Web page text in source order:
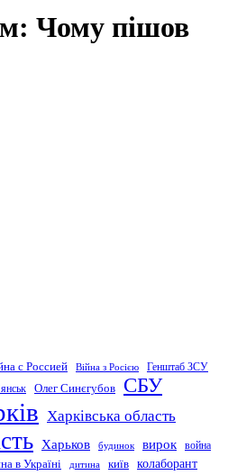
Чому пішов
с Россией Війна з Росією Генштаб ЗСУ
Олег Синєгубов СБУ
Харківська область
Харьков будинок вирок война
в Україні дитина київ колаборант